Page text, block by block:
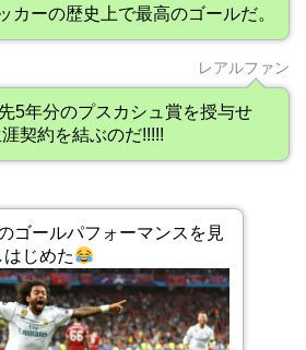
カーの歴史上で最高のゴールだ。
レアルファン
5年分のプスカシュ賞を授与せ
契約を結ぶのだ!!!!!
ゴールパフォーマンスを見
じめた